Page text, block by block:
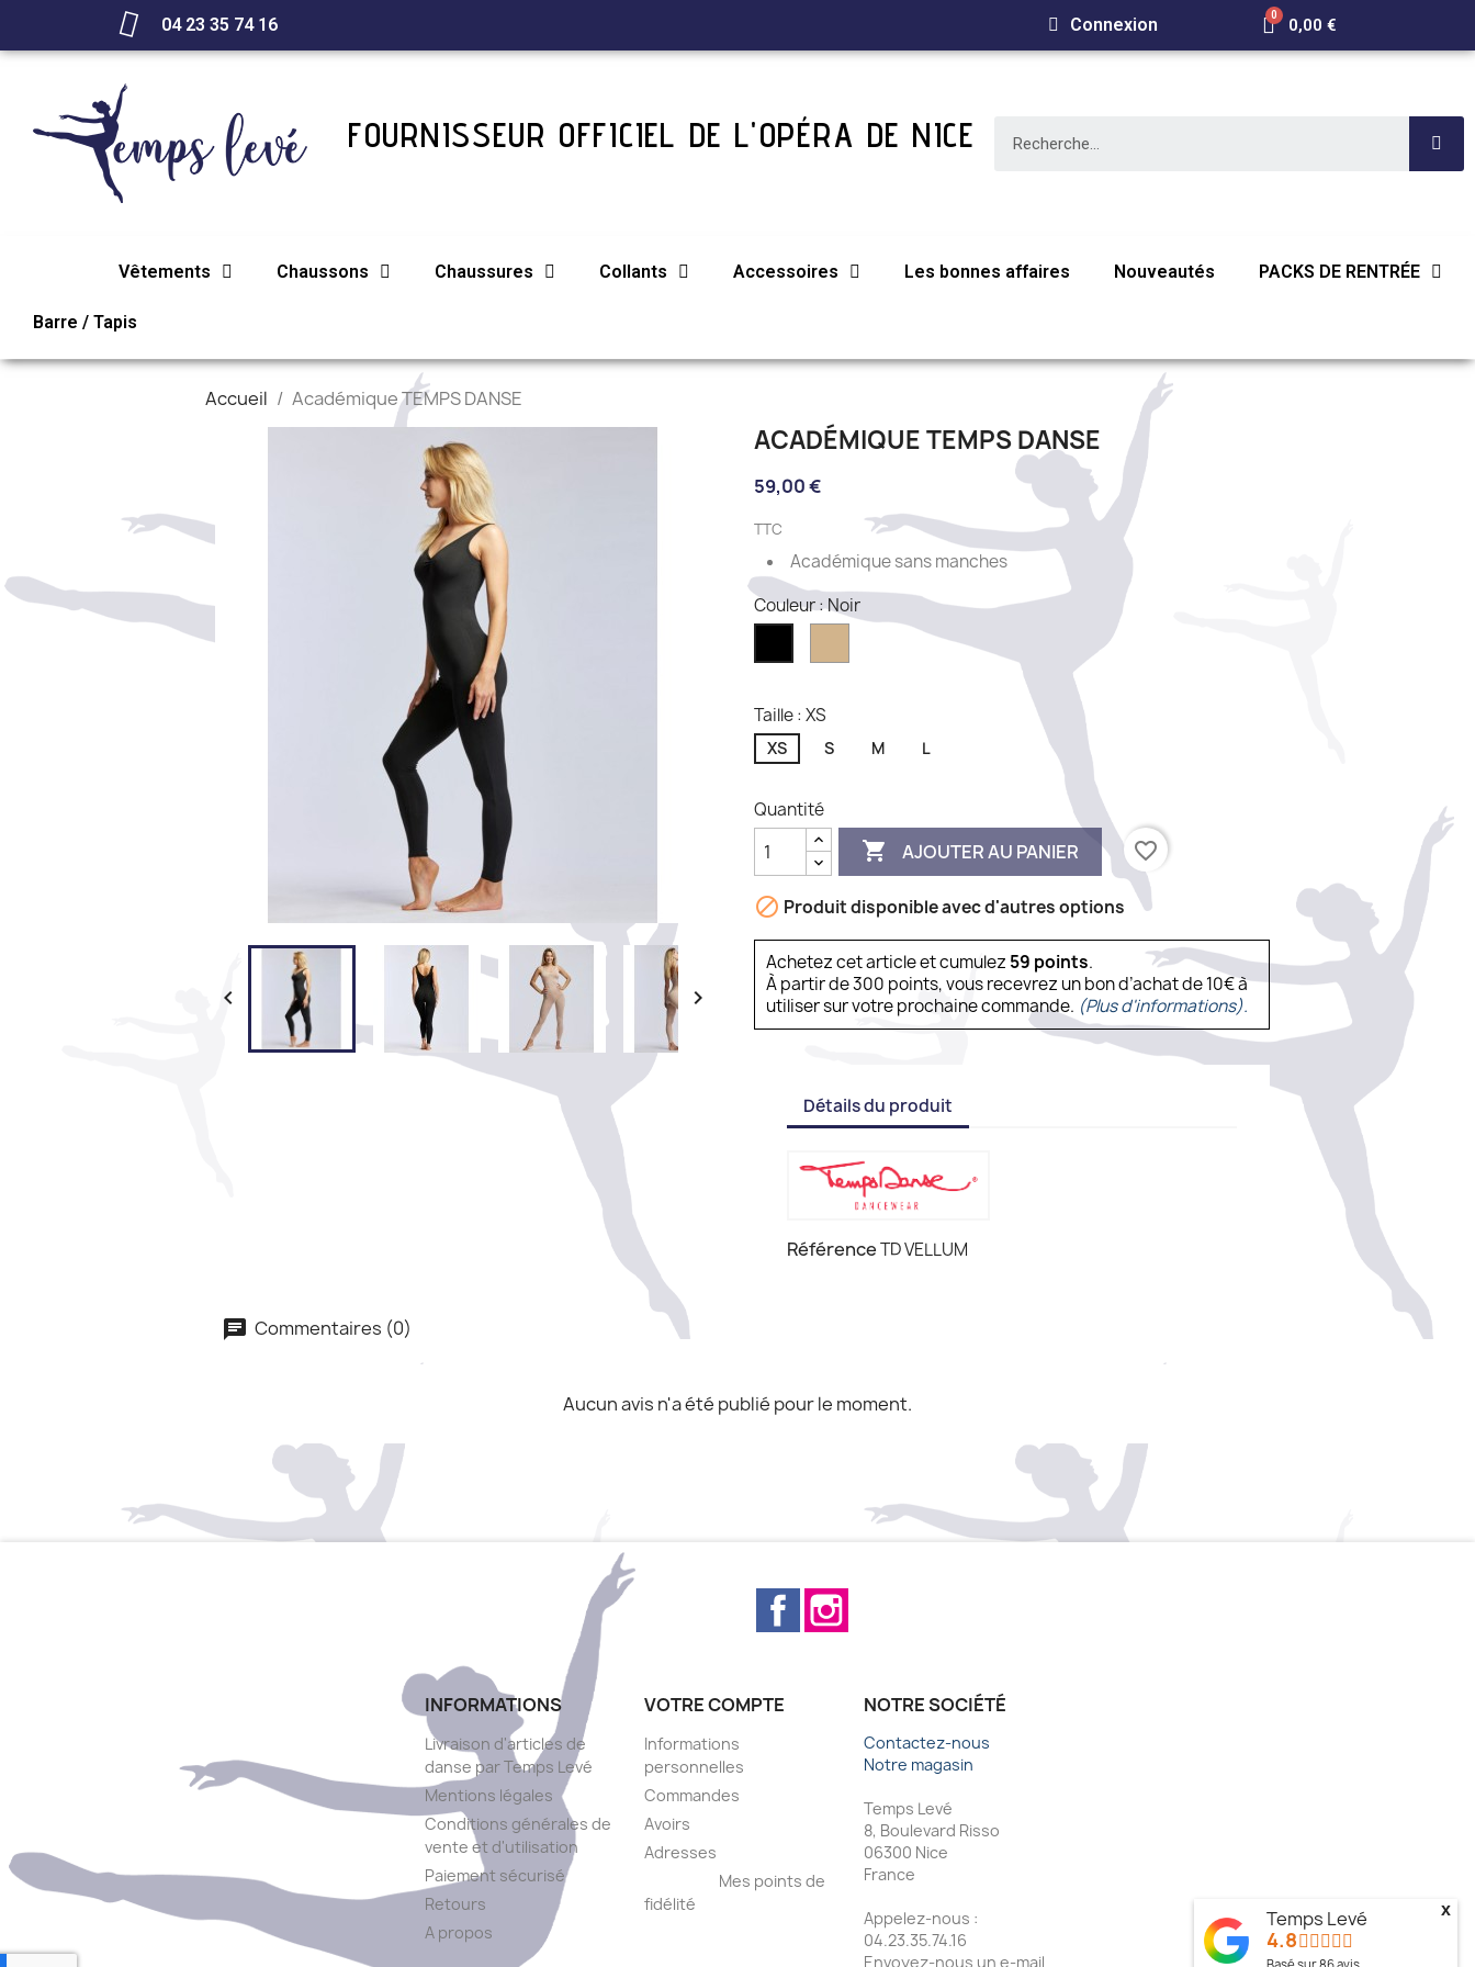
04 23 35 74 16 Connexion 0,00 €
FOURNISSEUR OFFICIEL DE L'OPÉRA DE NICE
Vêtements Chaussons Chaussures Collants Accessoires Les bonnes affaires Nouveautés PACKS DE RENTRÉE
Barre / Tapis
Accueil Académique TEMPS DANSE
 
ACADÉMIQUE TEMPS DANSE
59,00 €
TTC
Académique sans manches
Couleur : Noir
Taille : XS
XS S M L
Quantité
 AJOUTER AU PANIER favorite_border
 Produit disponible avec d'autres options
Achetez cet article et cumulez 59 points.
À partir de 300 points, vous recevrez un bon d’achat de 10€ à
utiliser sur votre prochaine commande. (Plus d'informations).
Détails du produit
RéférenceTD VELLUM
Commentaires (0)
Aucun avis n'a été publié pour le moment.
Facebook
INFORMATIONS
Livraison d'articles de
danse par Temps Levé
Mentions légales
Conditions générales de
vente et d'utilisation
Paiement sécurisé
Retours
A propos
VOTRE COMPTE
Informations
personnelles
Commandes
Avoirs
Adresses
Mes points de
fidélité
NOTRE SOCIÉTÉ
Contactez-nous
Notre magasin
Temps Levé
8, Boulevard Risso
06300 Nice
France
Appelez-nous :
04.23.35.74.16
Envoyez-nous un e-mail
Temps Levé
4.8
x